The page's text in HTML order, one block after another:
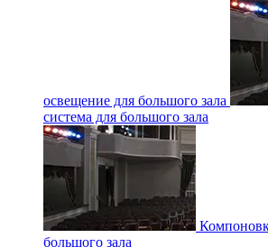
освещение для большого зала
система для большого зала
большого зала